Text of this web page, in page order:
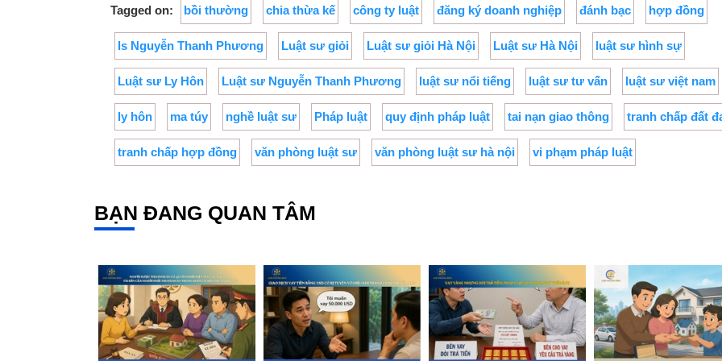
Tagged on: bồi thường chia thừa kế công ty luật đăng ký doanh nghiệp đánh bạc hợp đồng
ls Nguyễn Thanh Phương Luật sư giỏi Luật sư giỏi Hà Nội Luật sư Hà Nội luật sư hình sự
Luật sư Ly Hôn Luật sư Nguyễn Thanh Phương luật sư nổi tiếng luật sư tư vấn luật sư việt nam
ly hôn ma túy nghề luật sư Pháp luật quy định pháp luật tai nạn giao thông tranh chấp đất
tranh chấp hợp đồng văn phòng luật sư văn phòng luật sư hà nội vi phạm pháp luật
BẠN ĐANG QUAN TÂM